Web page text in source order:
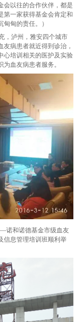
会以往的合作伙伴，都是
第一家获得基金会肯定和
甸的责任。）
，泸州，雅安四个城市
友病患者就近得到诊治，
心培训相关的医护及实验
血友病患者服务。
和诺德基金市级血友
信息管理培训班顺利举